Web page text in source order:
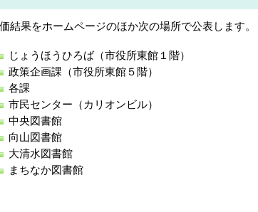
結果をホームページのほか次の場所で公表します。
じょうほうひろば（市役所東館１階）
政策企画課（市役所東館５階）
各課
市民センター（カリオンビル）
中央図書館
向山図書館
大清水図書館
まちなか図書館